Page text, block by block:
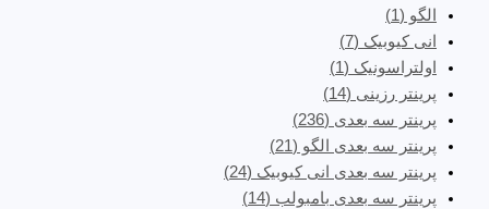
الگو (1)
انی کیوبیک (7)
اولتراسونیک (1)
پرینتر رزینی (14)
پرینتر سه‌ بعدی (236)
پرینتر سه بعدی الگو (21)
پرینتر سه بعدی انی کیوبیک (24)
پرینتر سه بعدی بامبولب (14)